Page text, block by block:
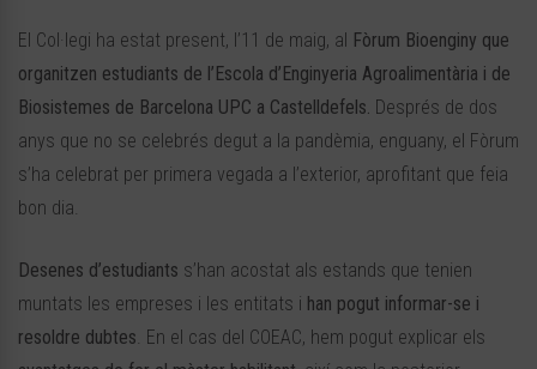
El Col·legi ha estat present, l’11 de maig, al Fòrum Bioenginy que
organitzen estudiants de l’Escola d’Enginyeria Agroalimentària i de
Biosistemes de Barcelona UPC a Castelldefels. Després de dos
anys que no se celebrés degut a la pandèmia, enguany, el Fòrum
s’ha celebrat per primera vegada a l’exterior, aprofitant que feia
bon dia.
Desenes d’estudiants s’han acostat als estands que tenien
muntats les empreses i les entitats i han pogut informar-se i
resoldre dubtes. En el cas del COEAC, hem pogut explicar els